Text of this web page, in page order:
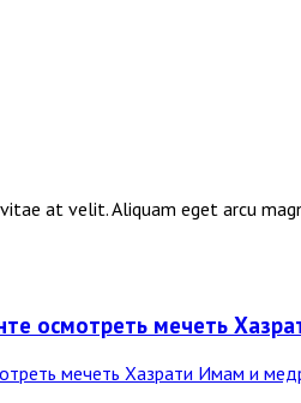
at velit. Aliquam eget arcu
осмотреть мечеть